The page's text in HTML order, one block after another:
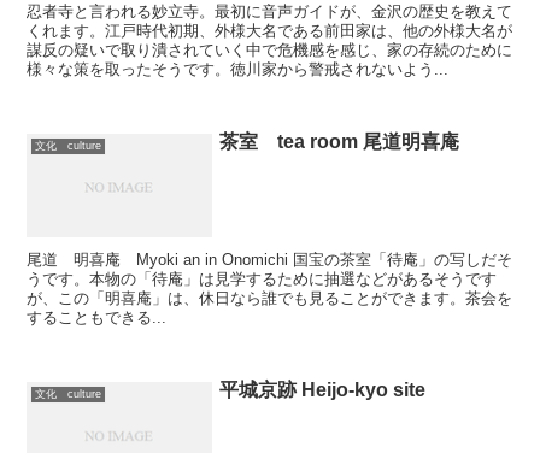
忍者寺と言われる妙立寺。最初に音声ガイドが、金沢の歴史を教えて
くれます。江戸時代初期、外様大名である前田家は、他の外様大名が
謀反の疑いで取り潰されていく中で危機感を感じ、家の存続のために
様々な策を取ったそうです。徳川家から警戒されないよう...
文化 culture 茶室 tea room 尾道明喜庵
尾道 明喜庵 Myoki an in Onomichi 国宝の茶室「待庵」の写しだそ
うです。本物の「待庵」は見学するために抽選などがあるそうです
が、この「明喜庵」は、休日なら誰でも見ることができます。茶会を
することもできる...
文化 culture 平城京跡 Heijo-kyo site